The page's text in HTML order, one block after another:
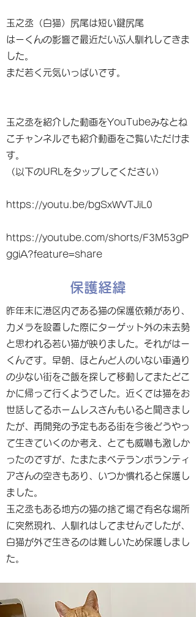
玉之丞（白猫）尻尾は短い鍵尻尾
はーくんの影響で最近だいぶ人馴れしてきま
した。
まだ若く元気いっぱいです。
玉之丞を紹介した動画をYouTubeみなとね
こチャンネルでも紹介動画をご覧いただけま
す。
（以下のURLをタップしてください）
https://youtu.be/bgSxWVTJiL0
https://youtube.com/shorts/F3M53gP
ggiA?feature=share
保護経緯
昨年末に港区内である猫の保護依頼があり、
カメラを設置した際にターゲット外の未去勢
と思われる若い猫が映りました。それがはー
くんです。早朝、ほとんど人のいない車通り
の少ない街をご飯を探して移動してまたどこ
かに帰って行くようでした。近くでは猫をお
世話してるホームレスさんもいると聞きまし
たが、再開発の予定もある街を今後どうやっ
て生きていくのか考え、とても威嚇も激しか
ったのですが、たまたまベテランボランティ
アさんの空きもあり、いつか慣れると保護し
ました。
玉之丞もある地方の猫の捨て場で有名な場所
に突然現れ、人馴れはしてませんでしたが、
白猫が外で生きるのは難しいため保護しまし
た。